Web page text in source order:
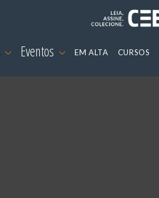
Eventos EM ALTA CURSOS